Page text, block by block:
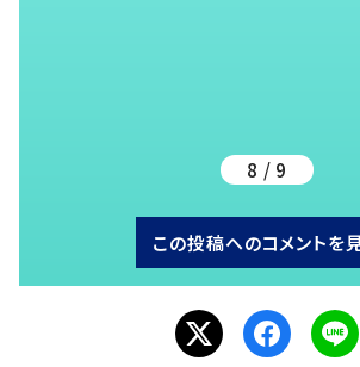
8 / 9
この投稿へのコメントを